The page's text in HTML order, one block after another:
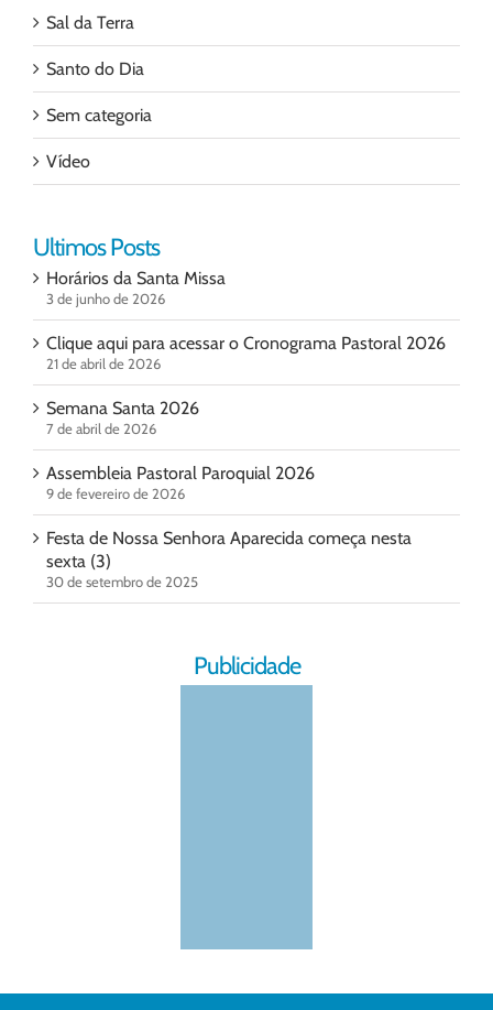
Sal da Terra
Santo do Dia
Sem categoria
Vídeo
Ultimos Posts
Horários da Santa Missa
3 de junho de 2026
Clique aqui para acessar o Cronograma Pastoral 2026
21 de abril de 2026
Semana Santa 2026
7 de abril de 2026
Assembleia Pastoral Paroquial 2026
9 de fevereiro de 2026
Festa de Nossa Senhora Aparecida começa nesta
sexta (3)
30 de setembro de 2025
Publicidade